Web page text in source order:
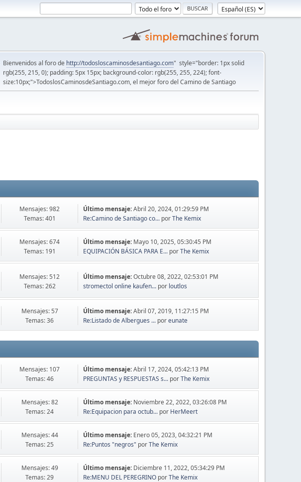
Bienvenidos al foro de http://todosloscaminosdesantiago.com" style="border: 1px solid
rgb(255, 215, 0); padding: 5px 15px; background-color: rgb(255, 255, 224); font-
size:10px;">TodoslosCaminosdeSantiago.com, el mejor foro del Camino de Santiago
Mensajes: 982
Temas: 401
Último mensaje:Abril 20, 2024, 01:29:59 PM
Re:Camino de Santiago co... porThe Kemix
Mensajes: 674
Temas: 191
Último mensaje: Mayo 10, 2025, 05:30:45 PM
EQUIPACIÓN BÁSICA PARA E... porThe Kemix
Mensajes: 512
Temas: 262
Último mensaje:Octubre 08, 2022, 02:53:01 PM
stromectol online kaufen... por loutlos
Mensajes: 57
Temas: 36
Último mensaje:Abril 07, 2019, 11:27:15 PM
Re:Listado de Albergues ... poreunate
Mensajes: 107
Temas: 46
Último mensaje:Abril 17, 2024, 05:42:13 PM
PREGUNTAS y RESPUESTAS s... porThe Kemix
Mensajes: 82
Temas: 24
Último mensaje: Noviembre 22, 2022, 03:26:08 PM
Re:Equipacion para octub... por HerMeert
Mensajes: 44
Temas: 25
Último mensaje: Enero 05, 2023, 04:32:21 PM
Re:Puntos "negros" porThe Kemix
Mensajes: 49
Temas: 29
Último mensaje: Diciembre 11, 2022, 05:34:29 PM
Re:MENU DEL PEREGRINO porThe Kemix